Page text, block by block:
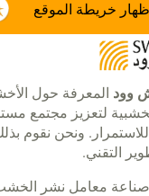
إظهار خريطة الموقع
وود المعرفة حول
لتعزيز مجتمع
ونحن نقوم
التقني.
معامل نشر